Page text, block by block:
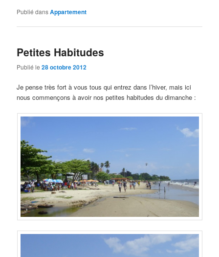
Publié dansAppartement
Petites Habitudes
Publié le28 octobre 2012
Je pense très fort à vous tous qui entrez dans l’hiver, mais ici
nous commençons à avoir nos petites habitudes du dimanche :